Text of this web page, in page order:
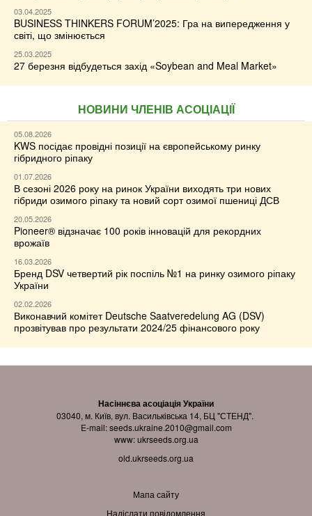
03.04.2025
BUSINESS THINKERS FORUM’2025: Гра на випередження у
світі, що змінюється
25.03.2025
27 березня відбудеться захід «Soybean and Meal Market»
НОВИНИ ЧЛЕНІВ АСОЦІАЦІЇ
05.08.2026
KWS посідає провідні позиції на європейському ринку
гібридного ріпаку
01.07.2026
В сезоні 2026 року на ринок України виходять три нових
гібриди озимого ріпаку та новий сорт озимої пшениці ДСВ
20.05.2026
Pioneer® відзначає 100 років інновацій для рекордних
врожаїв
16.03.2026
Бренд DSV четвертий рік поспіль №1 на ринку озимого ріпаку
України
02.02.2026
Виконавчий комітет Deutsche Saatveredelung AG (DSV)
прозвітував про результати 2024/25 фінансового року
Насіннєва асоціація України
03040, м. Київ, вул. Васильківська 14, БЦ "СТЕНД".
E-mail:seeds.ukraine.2010@gmail.com
www:ukrseeds.org.ua
old.ukrseeds.org.ua
Мапа сайту
Надіслати повідомлення